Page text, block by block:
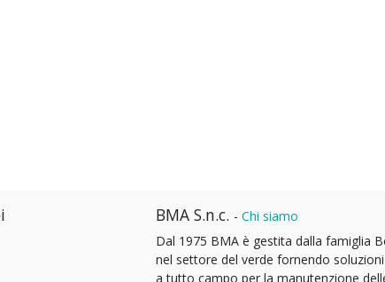
BMA S.n.c. - Chi siamo
Dal 1975 BMA è gestita dalla famiglia
nel settore del verde fornendo
a tutto campo per la manutenzione